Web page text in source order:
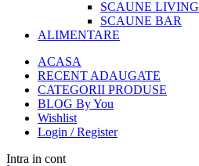
SCAUNE LIVING
SCAUNE BAR
ALIMENTARE
ACASA
RECENT ADAUGATE
CATEGORII PRODUSE
BLOG By You
Wishlist
Login / Register
Intra in cont